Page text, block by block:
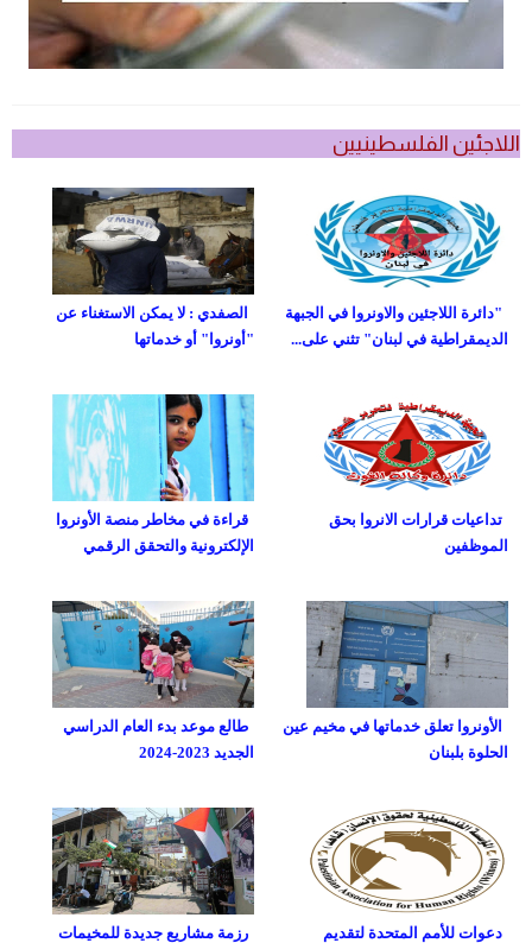
اللاجئين الفلسطينيين
الصفدي : لا يمكن الاستغناء عن
"أونروا" أو خدماتها
"دائرة اللاجئين والاونروا في الجبهة
الديمقراطية في لبنان" تثني على...
قراءة في مخاطر منصة الأونروا
الإلكترونية والتحقق الرقمي
تداعيات قرارات الانروا بحق
الموظفين
طالع موعد بدء العام الدراسي
الجديد 2023-2024
الأونروا تعلق خدماتها في مخيم عين
الحلوة بلبنان
رزمة مشاريع جديدة للمخيمات دعوات للأمم المتحدة لتقديم